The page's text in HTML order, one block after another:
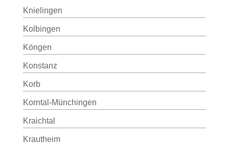
Knielingen
Kolbingen
Köngen
Konstanz
Korb
Korntal-Münchingen
Kraichtal
Krautheim